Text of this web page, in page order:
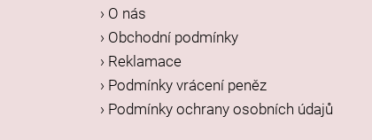
› O nás
› Obchodní podmínky
› Reklamace
› Podmínky vrácení peněz
› Podmínky ochrany osobních údajů